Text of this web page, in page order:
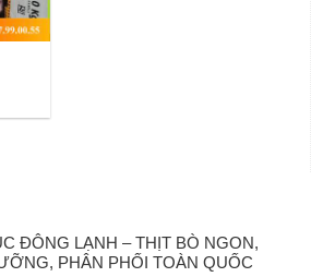
ĐÔNG LẠNH – THỊT BÒ NGON,
PHÂN PHỐI TOÀN QUỐC